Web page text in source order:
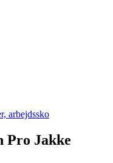
Pro Jakke